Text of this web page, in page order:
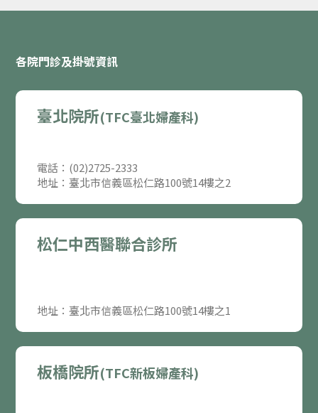
各院門診及掛號資訊
臺北院所(TFC臺北婦產科)
電話：(02)2725-2333
地址：臺北市信義區松仁路100號14樓之2
松仁中西醫聯合診所
地址：臺北市信義區松仁路100號14樓之1
板橋院所(TFC新板婦產科)